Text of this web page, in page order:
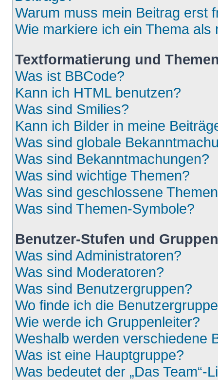
Warum muss mein Beitrag erst
Wie markiere ich ein Thema als
Textformatierung und
Was ist BBCode?
Kann ich HTML benutzen?
Was sind Smilies?
Kann ich Bilder in meine
Was sind globale
Was sind Bekanntmachungen?
Was sind wichtige Themen?
Was sind geschlossene
Was sind Themen-Symbole?
Benutzer-Stufen und Gruppen
Was sind Administratoren?
Was sind Moderatoren?
Was sind Benutzergruppen?
Wo finde ich die
Wie werde ich Gruppenleiter?
Weshalb werden verschiedene
Was ist eine Hauptgruppe?
Was bedeutet der „Das Team“-